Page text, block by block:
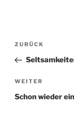
Vorheriger
Beitrag
ZURÜCK
Nächster
Beitrag
WEITER
Schon wieder